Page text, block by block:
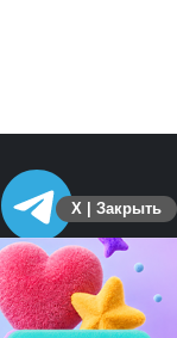
X | Закрыть
2026